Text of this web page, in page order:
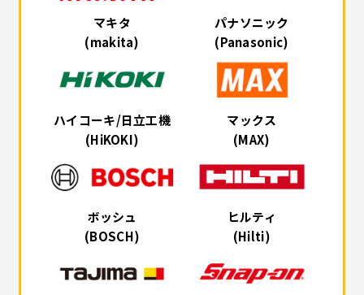
マキタ
(makita)
パナソニック
(Panasonic)
ハイコーキ/日立工機
(HiKOKI)
マックス
(MAX)
ボッシュ
(BOSCH)
ヒルティ
(Hilti)